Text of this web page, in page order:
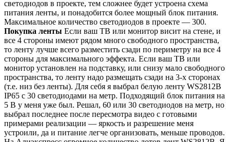
светодиодов в проекте, тем сложнее будет устроена схема
питания ленты, и понадобится более мощный блок питания.
Максимальное количество светодиодов в проекте — 300.
Покупка ленты Если ваш ТВ или монитор висит на стене, и
все 4 стороны имеют рядом много свободного пространства,
то ленту лучше всего разместить сзади по периметру на все 4
стороны для максимального эффекта. Если ваш ТВ или
монитор установлен на подставку, или снизу мало свободного
пространства, то ленту надо размещать сзади на 3-х сторонах
(т.е. низ без ленты). Для себя я выбрал белую ленту WS2812B
IP65 с 30 светодиодами на метр. Подходящий блок питания на
5 В у меня уже был. Решал, 60 или 30 светодиодов на метр, но
выбрал последнее после пересмотра видео с готовыми
примерами реализации — яркость и разрешение меня
устроили, да и питание легче организовать, меньше проводов.